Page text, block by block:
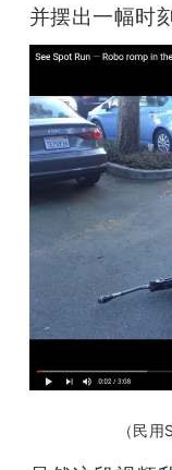
并摆出一幅时
（民